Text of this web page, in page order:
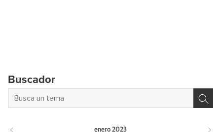
Buscador
enero 2023